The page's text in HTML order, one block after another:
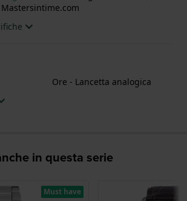
Mastersintime.com
Ore - Lancetta analogica
in questa serie
Must have